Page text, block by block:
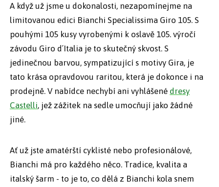
A když už jsme u dokonalosti, nezapomínejme na
limitovanou edici Bianchi Specialissima Giro 105. S
pouhými 105 kusy vyrobenými k oslavě 105. výročí
závodu Giro d´Italia je to skutečný skvost. S
jedinečnou barvou, sympatizující s motivy Gira, je
tato krása opravdovou raritou, která je dokonce i na
prodejně. V nabídce nechybí ani vyhlášené dresy
Castelli, jež zážitek na sedle umocňují jako žádné
jiné.
Ať už jste amatérští cyklisté nebo profesionálové,
Bianchi má pro každého něco. Tradice, kvalita a
italský šarm - to je to, co dělá z Bianchi kola snem